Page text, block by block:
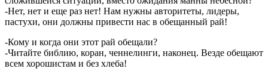
-Нет, нет и еще раз нет! Нам нужны авторитеты, лидеры,
пастухи, они должны привести нас в обещанный рай!
-Кому и когда они этот рай обещали?
-Читайте библию, коран, ченнелинги, наконец. Везде обещают
всем хорошистам и без хлеба!